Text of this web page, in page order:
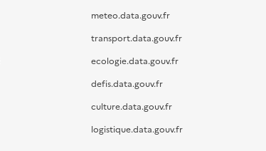
meteo.data.gouv.fr
transport.data.gouv.fr
ecologie.data.gouv.fr
defis.data.gouv.fr
culture.data.gouv.fr
logistique.data.gouv.fr